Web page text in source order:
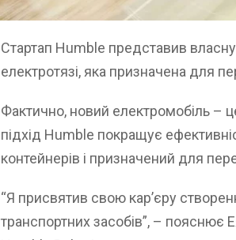
Стартап Humble представив
електротязі, яка призначена для
Фактично, новий електромобіль –
підхід Humble покращує
контейнерів і призначений для
“Я присвятив свою кар’єру
транспортних засобів”, – пояснює